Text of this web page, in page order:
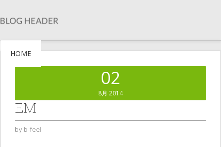
HOME
02
8月 2014
EM
by b-feel